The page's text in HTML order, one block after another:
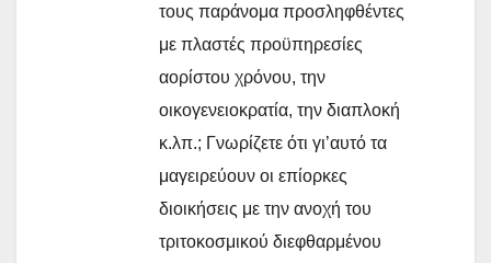
τους παράνομα προσληφθέντες
με πλαστές προϋπηρεσίες
αορίστου χρόνου, την
οικογενειοκρατία, την διαπλοκή
κ.λπ.; Γνωρίζετε ότι γι’αυτό τα
μαγειρεύουν οι επίορκες
διοικήσεις με την ανοχή του
τριτοκοσμικού διεφθαρμένου